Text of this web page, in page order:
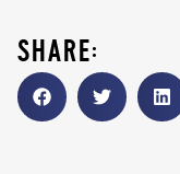
share: